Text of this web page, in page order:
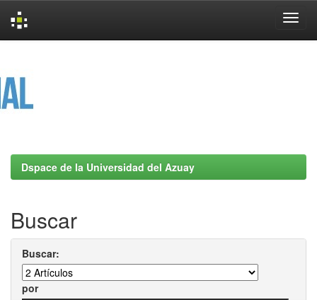
Dspace de la Universidad del Azuay
Buscar
Buscar:
por